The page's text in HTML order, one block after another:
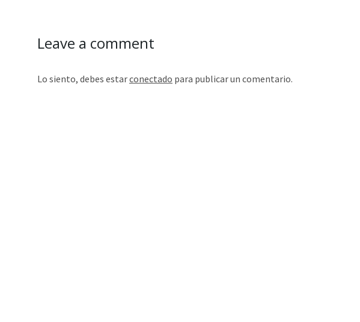
Leave a comment
Lo siento, debes estarconectado para publicar un comentario.